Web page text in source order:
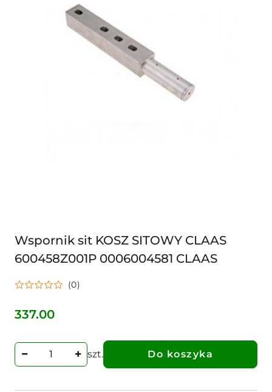
Wspornik sit KOSZ SITOWY CLAAS
600458Z001P 0006004581 CLAAS
(0)
Cena:
337.00
szt. Do koszyka